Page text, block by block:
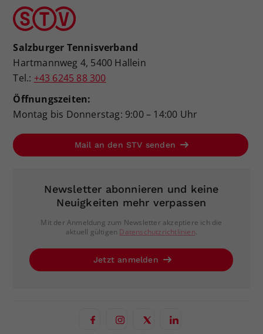
Salzburger Tennisverband
Hartmannweg 4, 5400 Hallein
Tel.: +43 6245 88 300
Öffnungszeiten:
Montag bis Donnerstag: 9:00 – 14:00 Uhr
Mail an den STV senden
Newsletter abonnieren und keine
Neuigkeiten mehr verpassen
Mit der Anmeldung zum Newsletter akzeptiere ich die
aktuell gültigen Datenschutzrichtlinien.
Jetzt anmelden